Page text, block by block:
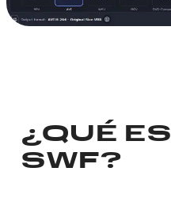
¿QUÉ ES
SWF?